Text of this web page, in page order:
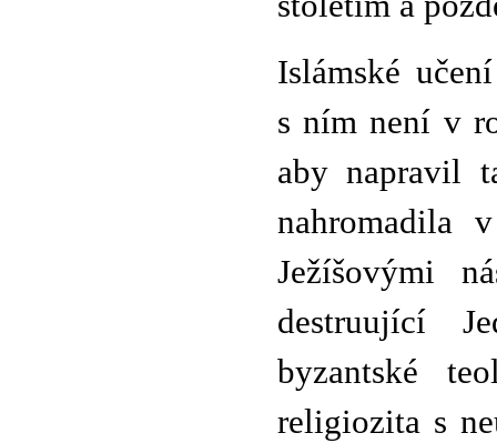
Islámské
s ním není v
aby napravil
nahromadila
Ježíšovými
destruující
byzantské
religiozita s